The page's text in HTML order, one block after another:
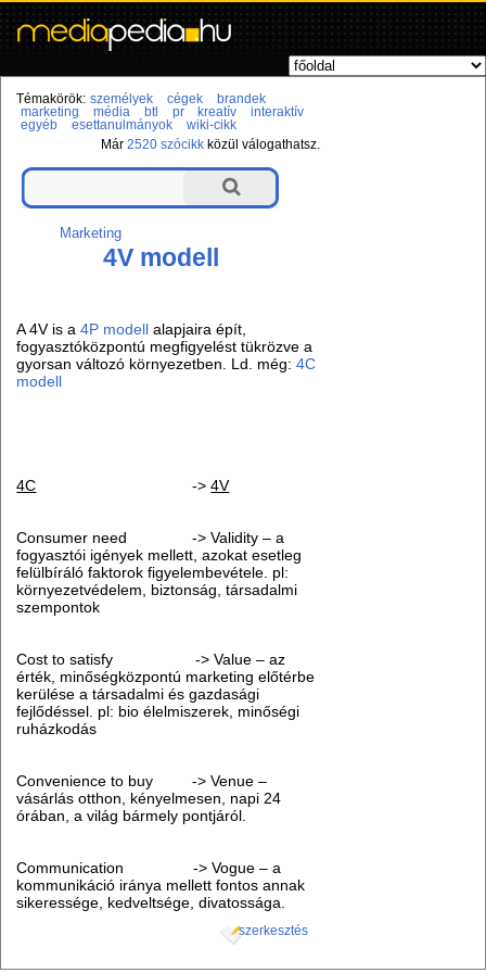
Témakörök: személyek cégek
brandek
marketing
média btl pr kreatív
interaktív
egyéb
esettanulmányok
wiki-cikk
Már2520 szócikk közül válogathatsz.
Marketing
4V modell
A 4V is a4P modell alapjaira épít,
fogyasztóközpontú megfigyelést tükrözve a
gyorsan változó környezetben. Ld. még:4C
modell
4C ->4V
Consumer need -> Validity – a
fogyasztói igények mellett, azokat esetleg
felülbíráló faktorok figyelembevétele. pl:
környezetvédelem, biztonság, társadalmi
szempontok
Cost to satisfy -> Value – az
érték, minőségközpontú marketing előtérbe
kerülése a társadalmi és gazdasági
fejlődéssel. pl: bio élelmiszerek, minőségi
ruházkodás
Convenience to buy -> Venue –
vásárlás otthon, kényelmesen, napi 24
órában, a világ bármely pontjáról.
Communication -> Vogue – a
kommunikáció iránya mellett fontos annak
sikeressége, kedveltsége, divatossága.
szerkesztés